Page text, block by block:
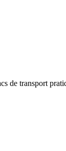
de transport